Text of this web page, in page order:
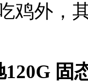
鸡外，
固